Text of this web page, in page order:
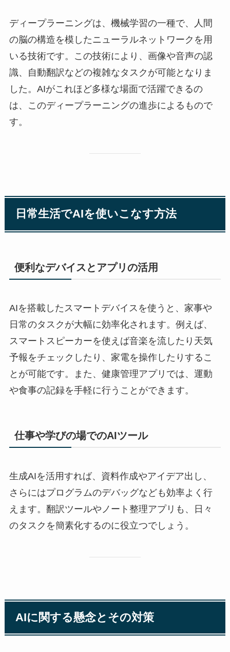
ディープラーニングは、機械学習の一種で、人間
の脳の構造を模したニューラルネットワークを用
いる技術です。この技術により、画像や音声の認
識、自動翻訳などの複雑なタスクが可能となりま
した。AIがこれほど多様な場面で活躍できるの
は、このディープラーニングの進歩によるもので
す。
日常生活でAIを使いこなす方法
便利なデバイスとアプリの活用
AIを搭載したスマートデバイスを使うと、家事や
日常のタスクが大幅に効率化されます。例えば、
スマートスピーカーを使えば音楽を流したり天気
予報をチェックしたり、家電を操作したりするこ
とが可能です。また、健康管理アプリでは、運動
や食事の記録を手軽に行うことができます。
仕事や学びの場でのAIツール
生成AIを活用すれば、資料作成やアイデア出し、
さらにはプログラムのデバッグなども効率よく行
えます。翻訳ツールやノート整理アプリも、日々
のタスクを簡素化するのに役立つでしょう。
AIに関する懸念とその対策